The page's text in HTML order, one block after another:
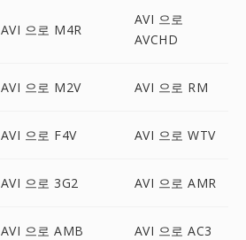
AVI 으로 M4R
AVI 으로
AVCHD
AVI 으로 M2V AVI 으로 RM
AVI 으로 F4V AVI 으로 WTV
AVI 으로 3G2 AVI 으로 AMR
AVI 으로 AMB AVI 으로 AC3